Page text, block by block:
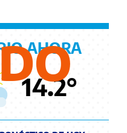
AHORA
14.2°